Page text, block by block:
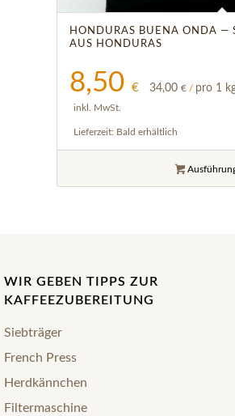
HONDURAS BUENA ONDA —
AUS HONDURAS
8,50 € 34,00 €/ pro 1
inkl. MwSt.
Lieferzeit: Bald erhältlich
WIR GEBEN TIPPS ZUR
KAFFEEZUBEREITUNG
Siebträger
French Press
Herdkännchen
Filtermaschine